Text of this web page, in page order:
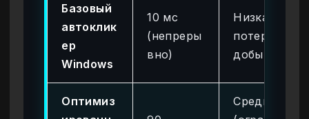
Базовый
автоклик
ер
Windows
10 мс
(непреры
вно)
Низкая (с
потерей
добычи)
Оптимиз
Средняя